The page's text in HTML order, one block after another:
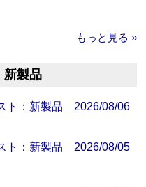
もっと見る »
製品
ト：新製品 2026/08/06
ト：新製品 2026/08/05